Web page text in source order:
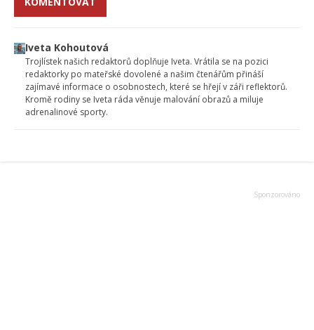
Iveta Kohoutová
Trojlístek našich redaktorů doplňuje Iveta. Vrátila se na pozici
redaktorky po mateřské dovolené a našim čtenářům přináší
zajímavé informace o osobnostech, které se hřejí v záři reflektorů.
Kromě rodiny se Iveta ráda věnuje malování obrazů a miluje
adrenalinové sporty.